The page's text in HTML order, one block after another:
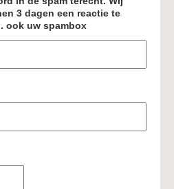
3 dagen een reactie te
ook uw spambox